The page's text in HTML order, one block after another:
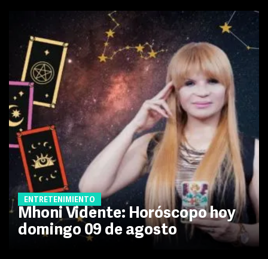
ENTRETENIMIENTO
Mhoni Vidente: Horóscopo hoy
domingo 09 de agosto